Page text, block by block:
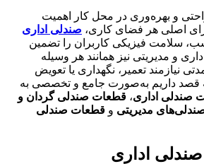
و بهره‌وری در محل کار اهمیت
اصلی هر فضای کاری، صندلی اداری
سلامت فیزیکی کاربران را تضمین
و مدیریتی نیز همانند هر وسیله‌
نیازمند تعمیر، نگهداری یا تعویض
قصد داریم به‌صورت جامع و تخصصی به
صندلی اداری، قطعات صندلی گردان و
مدیریتی و قطعات صندلی
اداری